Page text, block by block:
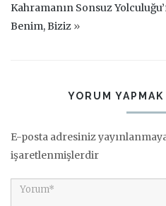
Kahramanın Sonsuz
Benim, Biziz »
YORUM
E-posta adresiniz
işaretlenmişlerdir